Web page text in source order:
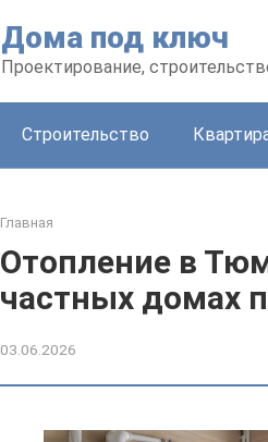
Дома под ключ
Проектирование,
Строительство
Главная
Отопление в
частных домах
03.06.2026